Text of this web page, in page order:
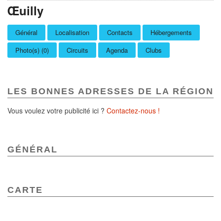
Œuilly
Général Localisation Contacts
Hébergements
Photo(s) (0)
Circuits Agenda Clubs
LES BONNES ADRESSES DE LA RÉGION
Vous voulez votre publicité ici ? Contactez-nous !
GÉNÉRAL
CARTE